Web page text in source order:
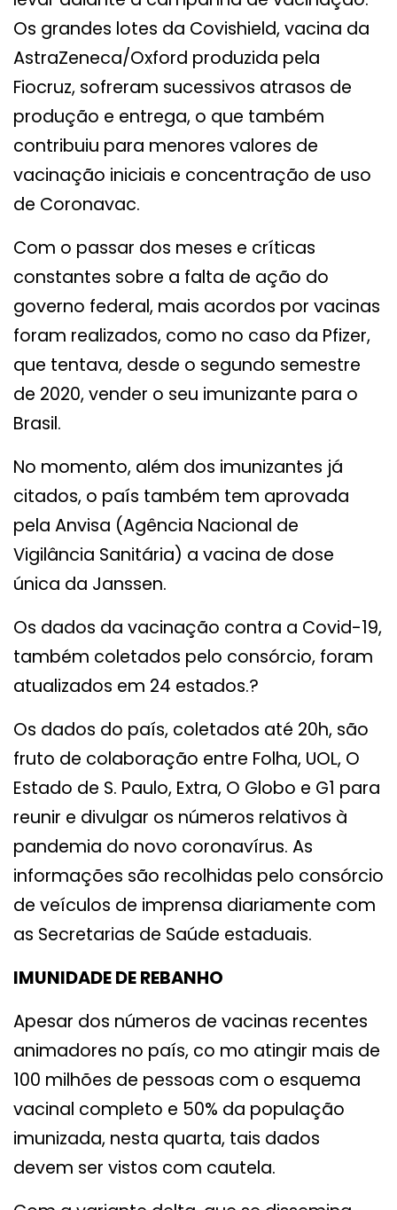
Os grandes lotes da Covishield, vacina da
AstraZeneca/Oxford produzida pela
Fiocruz, sofreram sucessivos atrasos de
produção e entrega, o que também
contribuiu para menores valores de
vacinação iniciais e concentração de uso
de Coronavac.
Com o passar dos meses e críticas
constantes sobre a falta de ação do
governo federal, mais acordos por vacinas
foram realizados, como no caso da Pfizer,
que tentava, desde o segundo semestre
de 2020, vender o seu imunizante para o
Brasil.
No momento, além dos imunizantes já
citados, o país também tem aprovada
pela Anvisa (Agência Nacional de
Vigilância Sanitária) a vacina de dose
única da Janssen.
Os dados da vacinação contra a Covid-19,
também coletados pelo consórcio, foram
atualizados em 24 estados.?
Os dados do país, coletados até 20h, são
fruto de colaboração entre Folha, UOL, O
Estado de S. Paulo, Extra, O Globo e G1 para
reunir e divulgar os números relativos à
pandemia do novo coronavírus. As
informações são recolhidas pelo consórcio
de veículos de imprensa diariamente com
as Secretarias de Saúde estaduais.
IMUNIDADE DE REBANHO
Apesar dos números de vacinas recentes
animadores no país, co mo atingir mais de
100 milhões de pessoas com o esquema
vacinal completo e 50% da população
imunizada, nesta quarta, tais dados
devem ser vistos com cautela.